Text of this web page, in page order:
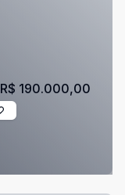
R$ 190.000,00